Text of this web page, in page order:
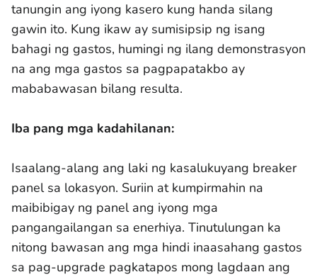
tanungin ang iyong kasero kung handa silang
gawin ito. Kung ikaw ay sumisipsip ng isang
bahagi ng gastos, humingi ng ilang demonstrasyon
na ang mga gastos sa pagpapatakbo ay
mababawasan bilang resulta.
Iba pang mga kadahilanan:
Isaalang-alang ang laki ng kasalukuyang breaker
panel sa lokasyon. Suriin at kumpirmahin na
maibibigay ng panel ang iyong mga
pangangailangan sa enerhiya. Tinutulungan ka
nitong bawasan ang mga hindi inaasahang gastos
sa pag-upgrade pagkatapos mong lagdaan ang